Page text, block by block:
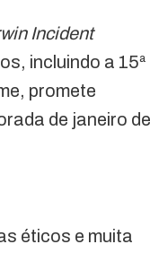
Incident
incluindo a 15ª
promete
de janeiro de
éticos e muita